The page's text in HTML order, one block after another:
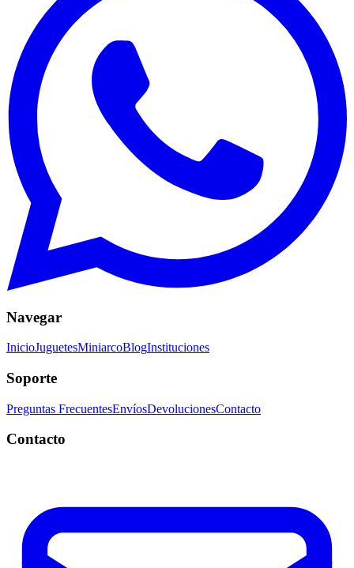
Navegar
InicioJuguetesMiniarcoBlogInstituciones
Soporte
Preguntas FrecuentesEnvíosDevolucionesContacto
Contacto